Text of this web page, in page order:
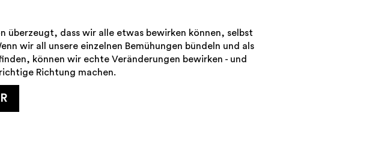
überzeugt, dass wir alle etwas bewirken können, selbst
wir all unsere einzelnen Bemühungen bündeln und als
können wir echte Veränderungen bewirken - und
Richtung machen.